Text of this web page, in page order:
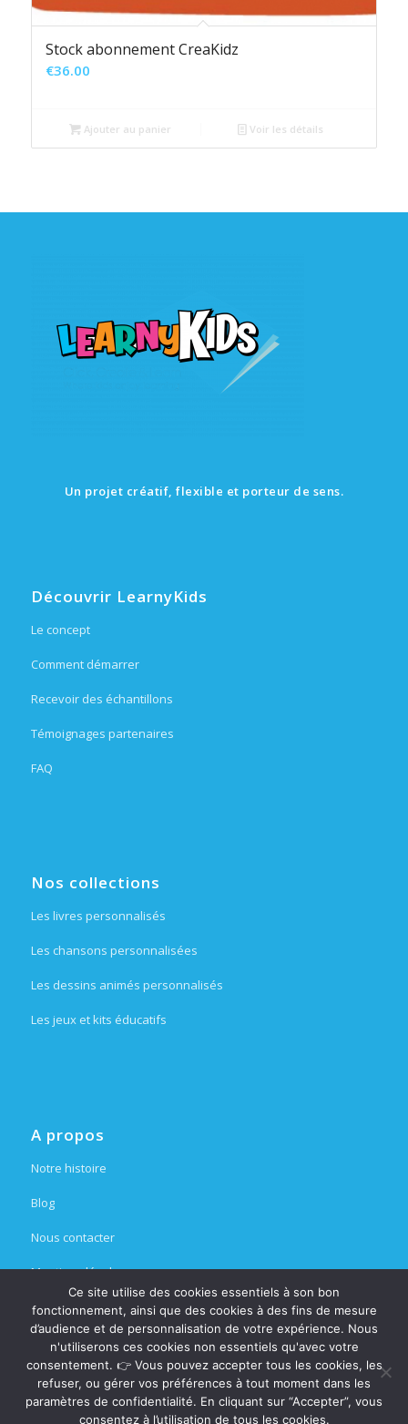
Stock abonnement CreaKidz
€36.00
Ajouter au panier Voir les détails
Un projet créatif, flexible et porteur de sens.
Découvrir LearnyKids
Le concept
Comment démarrer
Recevoir des échantillons
Témoignages partenaires
FAQ
Nos collections
Les livres personnalisés
Les chansons personnalisées
Les dessins animés personnalisés
Les jeux et kits éducatifs
A propos
Notre histoire
Blog
Nous contacter
Mentions légales
Espace partenaire
Ce site utilise des cookies essentiels à son bon
fonctionnement, ainsi que des cookies à des fins de mesure
d’audience et de personnalisation de votre expérience. Nous
n'utiliserons ces cookies non essentiels qu'avec votre
consentement. 👉 Vous pouvez accepter tous les cookies, les
refuser, ou gérer vos préférences à tout moment dans les
paramètres de confidentialité. En cliquant sur “Accepter”, vous
consentez à l’utilisation de tous les cookies.